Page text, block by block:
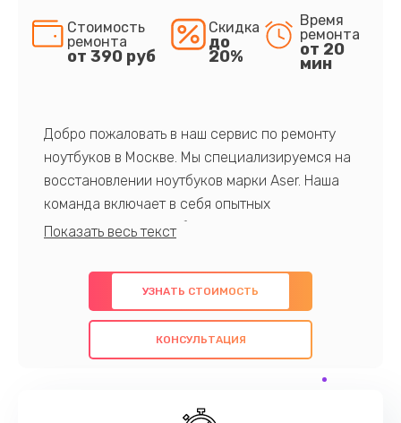
Стоимость
ремонта
от 390 руб
Скидка
до
20%
Время
ремонта
от 20
мин
Добро пожаловать в наш сервис по ремонту
ноутбуков в Москве. Мы специализируемся на
восстановлении ноутбуков марки Aser. Наша
команда включает в себя опытных
профессионалов с обширными знаниями и
предлагаем быстрый и качественный ремонт с
использованием оригинальных компонентов, а
также гарантируем качество всех
проведенных работ. Наша цель - предоставить
наилучшим образом. Не медлите записаться на
УЗНАТЬ СТОИМОСТЬ
КОНСУЛЬТАЦИЯ